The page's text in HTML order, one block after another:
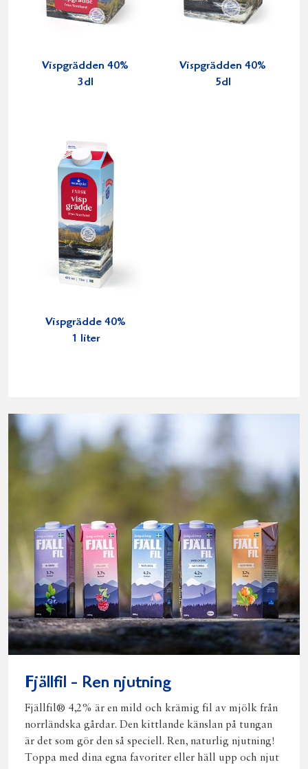
Vispgrädden 40%
3dl
Vispgrädden 40%
5dl
Vispgrädde 40%
1 liter
Fjällfil - Ren njutning
Fjällfil® 4,2% är en mild och krämig fil av mjölk från
norrländska gårdar. Den kittlande känslan på tungan
är det som gör den så speciell. Ren, naturlig njutning!
Toppa med dina egna favoriter eller häll upp och njut